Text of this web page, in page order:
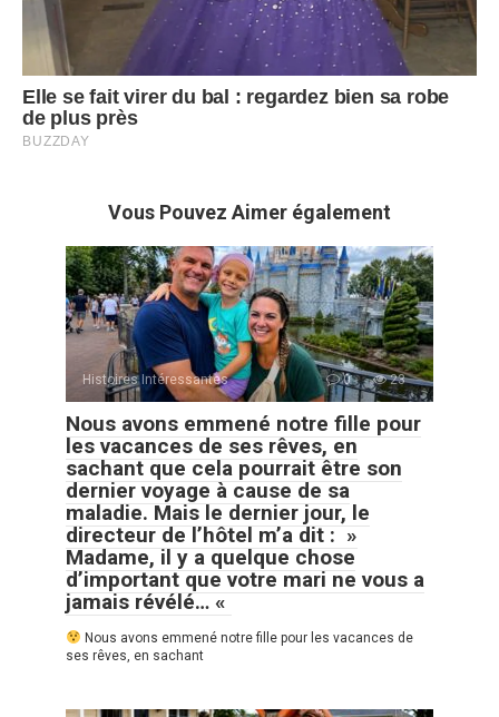
Vous Pouvez Aimer également
Histoires Intéressantes 0 23
Nous avons emmené notre fille pour
les vacances de ses rêves, en
sachant que cela pourrait être son
dernier voyage à cause de sa
maladie. Mais le dernier jour, le
directeur de l’hôtel m’a dit : »
Madame, il y a quelque chose
d’important que votre mari ne vous a
jamais révélé… «
Nous avons emmené notre fille pour les vacances de
ses rêves, en sachant